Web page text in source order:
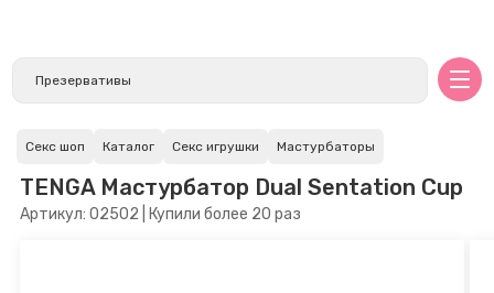
Секс шоп Каталог Секс игрушки Мастурбаторы
TENGA Мастурбатор Dual Sentation Cup
Артикул: 02502 | Купили более 20 раз